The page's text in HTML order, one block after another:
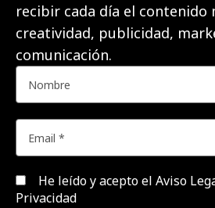
recibir cada día el contenido
creatividad, publicidad,
comunicación.
He leído y acepto el Aviso
Privacidad